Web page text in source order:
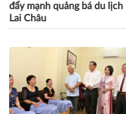
đẩy mạnh quảng bá du lịch
Lai Châu